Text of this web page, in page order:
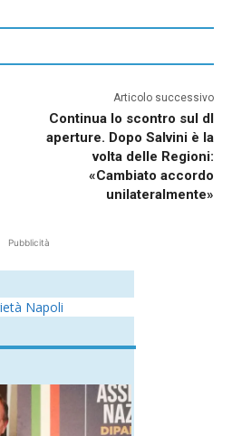
Articolo successivo
Continua lo scontro sul dl
aperture. Dopo Salvini è la
volta delle Regioni:
«Cambiato accordo
unilateralmente»
Pubblicità